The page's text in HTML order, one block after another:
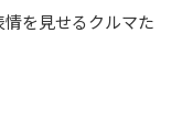
を見せるクルマた